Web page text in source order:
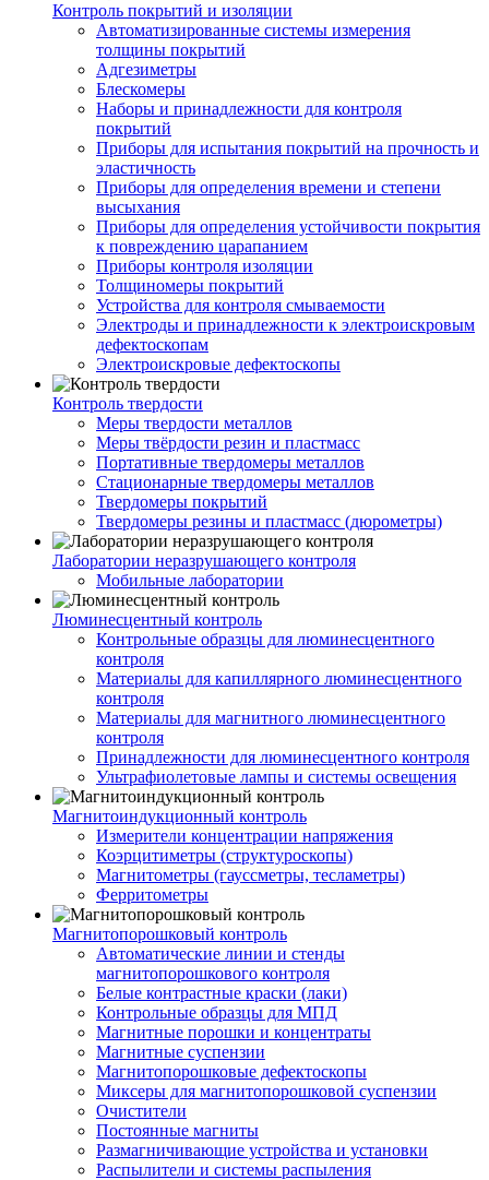
Контроль покрытий и изоляции
Автоматизированные системы измерения
толщины покрытий
Адгезиметры
Блескомеры
Наборы и принадлежности для контроля
покрытий
Приборы для испытания покрытий на прочность и
эластичность
Приборы для определения времени и степени
высыхания
Приборы для определения устойчивости покрытия
к повреждению царапанием
Приборы контроля изоляции
Толщиномеры покрытий
Устройства для контроля смываемости
Электроды и принадлежности к электроискровым
дефектоскопам
Электроискровые дефектоскопы
Контроль твердости
Меры твердости металлов
Меры твёрдости резин и пластмасс
Портативные твердомеры металлов
Стационарные твердомеры металлов
Твердомеры покрытий
Твердомеры резины и пластмасс (дюрометры)
Лаборатории неразрушающего контроля
Мобильные лаборатории
Люминесцентный контроль
Контрольные образцы для люминесцентного
контроля
Материалы для капиллярного люминесцентного
контроля
Материалы для магнитного люминесцентного
контроля
Принадлежности для люминесцентного контроля
Ультрафиолетовые лампы и системы освещения
Магнитоиндукционный контроль
Измерители концентрации напряжения
Коэрцитиметры (структуроскопы)
Магнитометры (гауссметры, тесламетры)
Ферритометры
Магнитопорошковый контроль
Автоматические линии и стенды
магнитопорошкового контроля
Белые контрастные краски (лаки)
Контрольные образцы для МПД
Магнитные порошки и концентраты
Магнитные суспензии
Магнитопорошковые дефектоскопы
Миксеры для магнитопорошковой суспензии
Очистители
Постоянные магниты
Размагничивающие устройства и установки
Распылители и системы распыления